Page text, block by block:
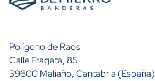
Polígono de Raos
Calle Fragata, 85
39600 Maliaño, Cantabria (España)